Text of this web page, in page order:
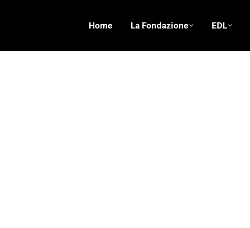
Home La Fondazione EDL